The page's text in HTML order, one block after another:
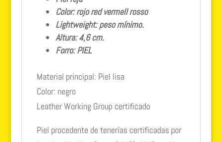
Color: rojo red vermell rosso
Lightweight: peso mínimo.
Altura: 4,6 cm.
Forro: PIEL
Material principal: Piel lisa
Color: negro
Leather Working Group certificado
Piel procedente de tenerías certificadas por